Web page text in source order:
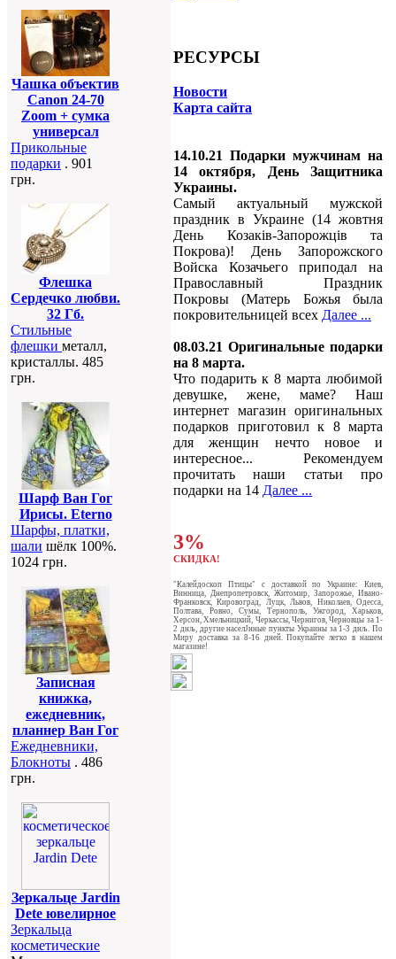
Чашка объектив
Canon 24-70
Zoom + сумка
универсал
Прикольные
подарки . 901
грн.
Флешка
Сердечко любви.
32 Гб.
Стильные
флешки металл,
кристаллы. 485
грн.
Шарф Ван Гог
Ирисы. Eterno
Шарфы, платки,
шали шёлк 100%.
1024 грн.
Записная
книжка,
ежедневник,
планнер Ван Гог
Ежедневники,
Блокноты . 486
грн.
Зеркальце Jardin
Dete ювелирное
Зеркальца
косметические
РЕСУРСЫ
Новости
Карта сайта
14.10.21 Подарки мужчинам на
14 октября, День Защитника
Украины.
Самый актуальный мужской
праздник в Украине (14 жовтня
День Козаків-Запорожців та
Покрова)! День Запорожского
Войска Козачьего приподал на
Православный Праздник
Покровы (Матерь Божья была
покровительницей всех Далее ...
08.03.21 Оригинальные подарки
на 8 марта.
Что подарить к 8 марта любимой
девушке, жене, маме? Наш
интернет магазин оригинальных
подарков приготовил к 8 марта
для женщин нечто новое и
интересное... Рекомендуем
прочитать наши статьи про
подарки на 14 Далее ...
3%
СКИДКА!
"Калейдоскоп Птицы" c доставкой по Украине: Киев,
Винница, Днепропетровск, Житомир, Запорожье, Ивано-
Франковск, Кировоград, Луцк, Львов, Николаев, Одесса,
Полтава, Ровно, Сумы, Тернополь, Ужгород, Харьков,
Херсон, Хмельницкий, Черкассы, Чернигов, Черновцы за 1-
2 днљ, другие населЈнные пункты Украины за 1-3 днљ. По
Миру доставка за 8-16 дней. Покупайте легко в нашем
магазине!